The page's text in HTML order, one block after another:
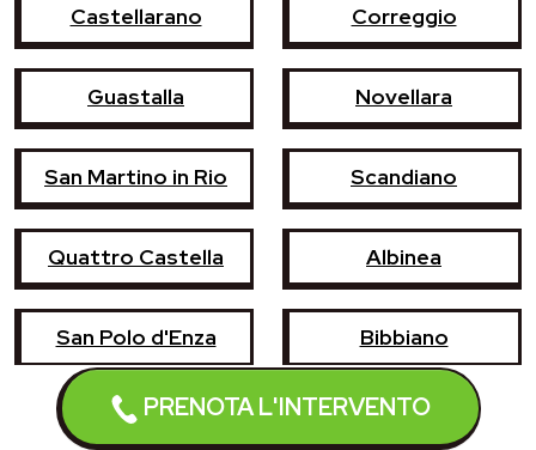
PRENOTA L'INTERVENTO
Castellarano Correggio
Guastalla Novellara
San Martino in Rio Scandiano
Quattro Castella Albinea
San Polo d'Enza Bibbiano
Boretto
Cadelbosco di